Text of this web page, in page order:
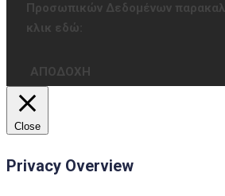
Προσωπικών Δεδομένων
κλικ εδώ:
ΑΠΟΔΟΧΗ
Close
Privacy Overview